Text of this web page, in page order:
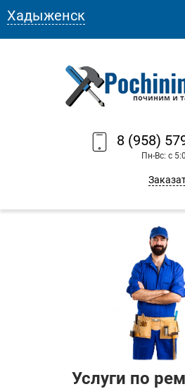
8 (958)
Пн-Вс: с
Хадыженск
Услуги по